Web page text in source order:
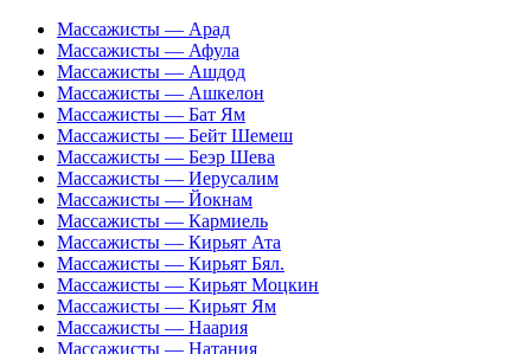
Массажисты — Арад
Массажисты — Афула
Массажисты — Ашдод
Массажисты — Ашкелон
Массажисты — Бат Ям
Массажисты — Бейт Шемеш
Массажисты — Беэр Шева
Массажисты — Иерусалим
Массажисты — Йокнам
Массажисты — Кармиель
Массажисты — Кирьят Ата
Массажисты — Кирьят Бял.
Массажисты — Кирьят Моцкин
Массажисты — Кирьят Ям
Массажисты — Наария
Массажисты — Натания